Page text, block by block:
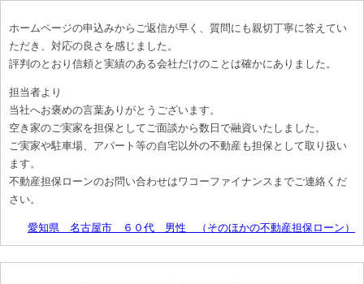
ホームページの申込みからご返信が早く、質問にも親切丁寧に答えてい
ただき、対応の良さを感じました。
評判のとおり信頼と実績のある会社だけのことは確かにありました。
担当者より
当社へお褒めの言葉ありがとうございます。
空き家のご実家を担保としてご面談から数日で融資いたしました。
ご実家や駐車場、アパート等の自宅以外の不動産も担保として取り扱い
ます。
不動産担保ローンのお問い合わせはワコーファイナンスまでご連絡くだ
さい。
愛知県 名古屋市 ６０代 男性 （そのほかの不動産担保ローン）